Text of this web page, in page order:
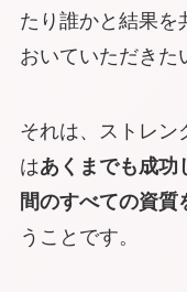
たり誰かと結果を
おいていただきた
それは、ストレン
はあくまでも成功
間のすべての資
うことです。